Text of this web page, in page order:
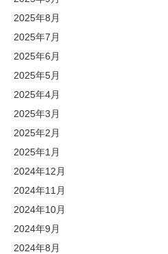
2025年8月
2025年7月
2025年6月
2025年5月
2025年4月
2025年3月
2025年2月
2025年1月
2024年12月
2024年11月
2024年10月
2024年9月
2024年8月